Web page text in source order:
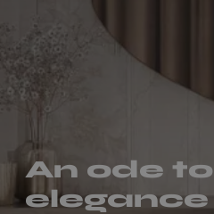
An ode to
elegance